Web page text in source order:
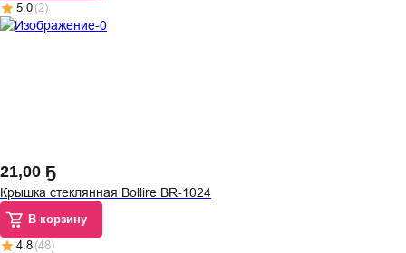
5.0 (2)
21,00 Ҕ
Крышка стеклянная Bollire BR-1024
В корзину
4.8 (48)